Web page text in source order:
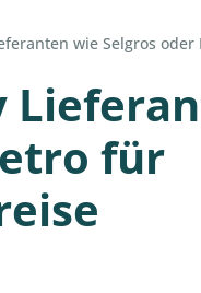
wie Selgros oder
für